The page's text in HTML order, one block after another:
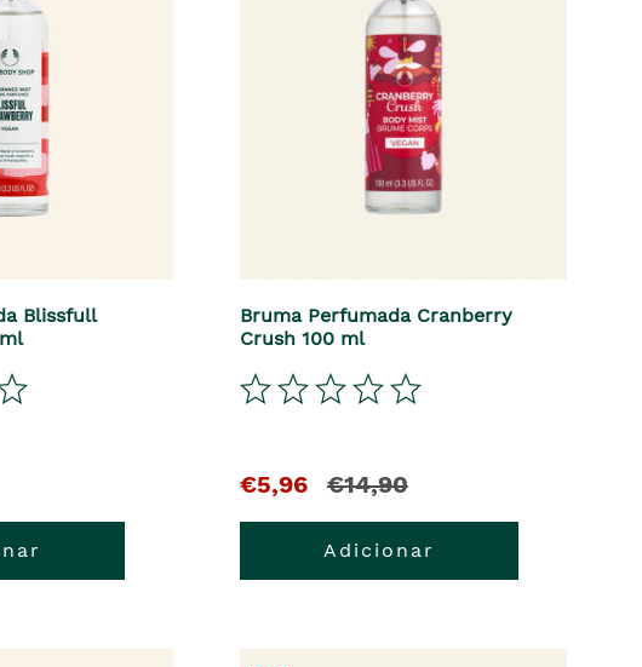
Blissfull
Bruma Perfumada Cranberry
Crush 100 ml
€5,96 €14,90
Adicionar